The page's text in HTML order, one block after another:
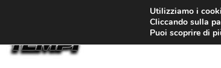
Utilizziamo i
Cliccando sulla
Puoi scoprire di